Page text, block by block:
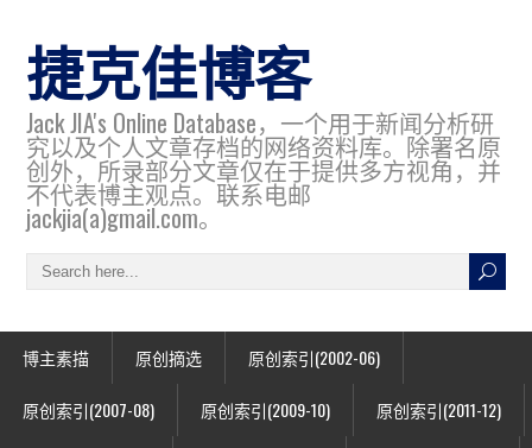
捷克佳博客
Jack JIA's Online Database，一个用于新闻分析研
究以及个人文章存档的网络资料库。除署名原
创外，所录部分文章仅在于提供多方视角，并
不代表博主观点。联系电邮
jackjia(a)gmail.com。
博主素描 原创摘选 原创索引(2002-06)
原创索引(2007-08) 原创索引(2009-10) 原创索引(2011-12)